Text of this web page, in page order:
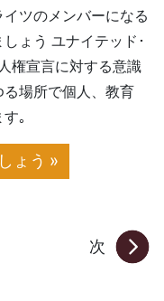
ツのメンバーになる
ょう ユナイテッド･
権宣言に対する意識
場所で個人、教育
｡
ょう »
次